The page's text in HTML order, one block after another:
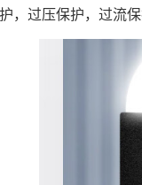
，过压保护，过流保